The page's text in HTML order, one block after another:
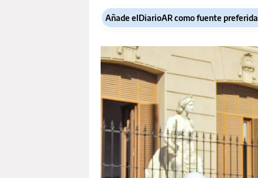
Añade elDiarioAR como fuente preferida